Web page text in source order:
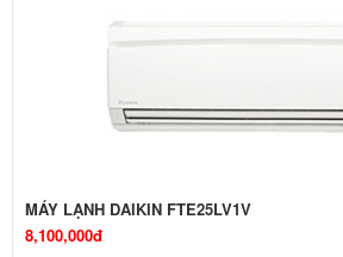
MÁY LẠNH DAIKIN FTE25LV1V
8,100,000đ